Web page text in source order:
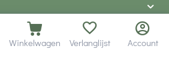
Winkelwagen Verlanglijst Account